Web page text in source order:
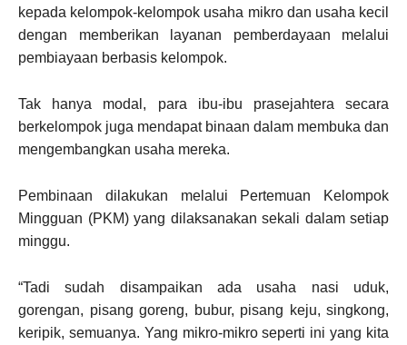
kepada kelompok-kelompok usaha mikro dan usaha kecil
dengan memberikan layanan pemberdayaan melalui
pembiayaan berbasis kelompok.
Tak hanya modal, para ibu-ibu prasejahtera secara
berkelompok juga mendapat binaan dalam membuka dan
mengembangkan usaha mereka.
Pembinaan dilakukan melalui Pertemuan Kelompok
Mingguan (PKM) yang dilaksanakan sekali dalam setiap
minggu.
“Tadi sudah disampaikan ada usaha nasi uduk,
gorengan, pisang goreng, bubur, pisang keju, singkong,
keripik, semuanya. Yang mikro-mikro seperti ini yang kita